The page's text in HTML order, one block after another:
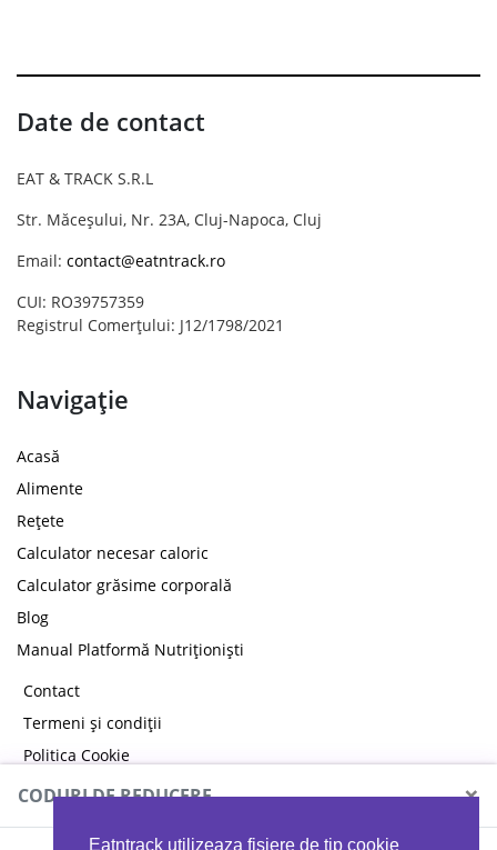
Eatntrack utilizeaza fisiere de tip cookie
Date de contact
EAT & TRACK S.R.L
Str. Măceșului, Nr. 23A, Cluj-Napoca, Cluj
Email: contact@eatntrack.ro
CUI: RO39757359
Registrul Comerțului: J12/1798/2021
Navigație
Acasă
Alimente
Rețete
Calculator necesar caloric
Calculator grăsime corporală
Blog
Manual Platformă Nutriționiști
Contact
Termeni și condiții
Politica Cookie
Politica de confidențialitate
CODURI DE REDUCERE ×